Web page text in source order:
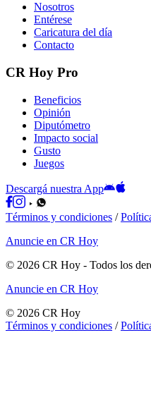
Nosotros
Entérese
Caricatura del día
Contacto
CR Hoy Pro
Beneficios
Opinión
Diputómetro
Impacto social
Gusto
Juegos
Descargá nuestra App
Términos y condiciones /
Anuncie en CR Hoy
© 2026 CR Hoy - Todos los
Anuncie en CR Hoy
© 2026 CR Hoy
Términos y condiciones /